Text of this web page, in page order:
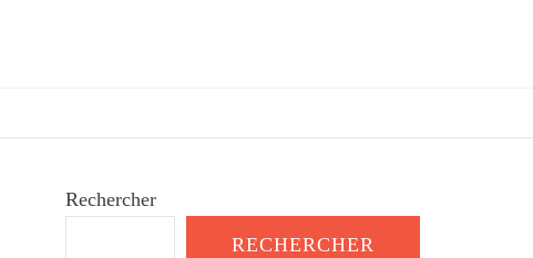
Rechercher
RECHERCHER